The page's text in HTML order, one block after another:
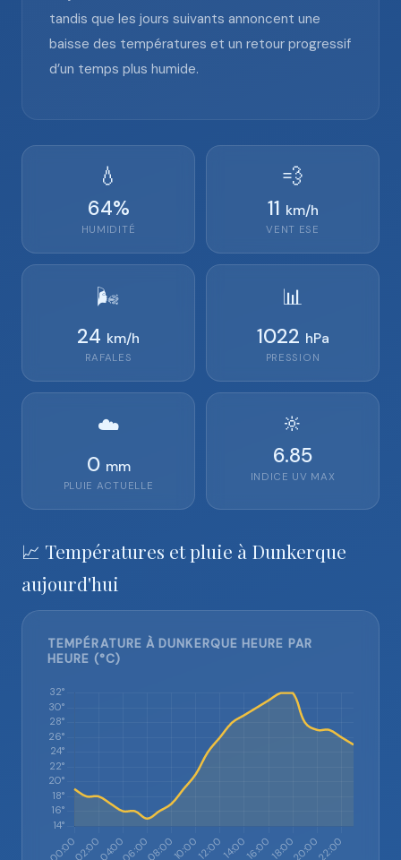
tandis que les jours suivants annoncent une
baisse des températures et un retour progressif
d’un temps plus humide.
💧
64%
HUMIDITÉ
💨
11 km/h
VENT ESE
🌬️
24 km/h
RAFALES
📊
1022 hPa
PRESSION
☁️
0 mm
PLUIE ACTUELLE
🔆
6.85
INDICE UV MAX
📈 Températures et pluie à Dunkerque
aujourd'hui
TEMPÉRATURE À DUNKERQUE HEURE PAR
HEURE (°C)